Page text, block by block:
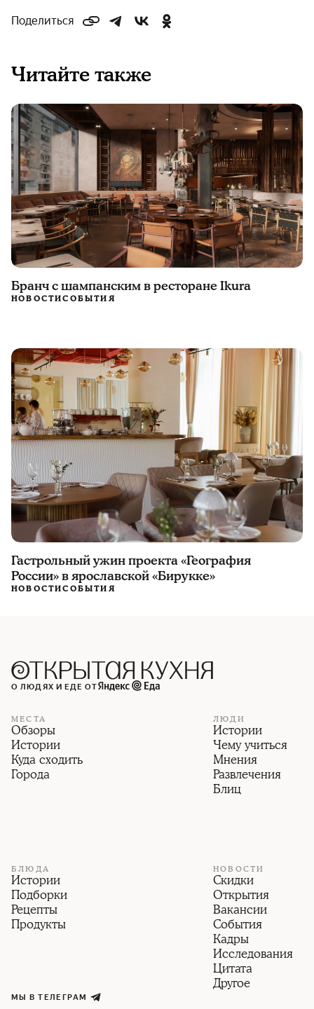
Поделиться
Читайте также
Бранч с шампанским в ресторане Ikura
НОВОСТИСОБЫТИЯ
Гастрольный ужин проекта «География
России» в ярославской «Бирукке»
НОВОСТИСОБЫТИЯ
О ЛЮДЯХ И ЕДЕ ОТ
МЕСТА
Обзоры
Истории
Куда сходить
Города
ЛЮДИ
Истории
Чему учиться
Мнения
Развлечения
Блиц
БЛЮДА
Истории
Подборки
Рецепты
Продукты
НОВОСТИ
Скидки
Открытия
Вакансии
События
Кадры
Исследования
Цитата
Другое
МЫ В ТЕЛЕГРАМ